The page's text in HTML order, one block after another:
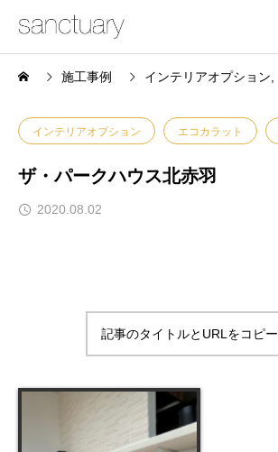
施工事例 インテリアオプション
インテリアオプション エコカラット
ザ・パークハウス北赤羽
2020.08.02
記事のタイトルとURLをコピ